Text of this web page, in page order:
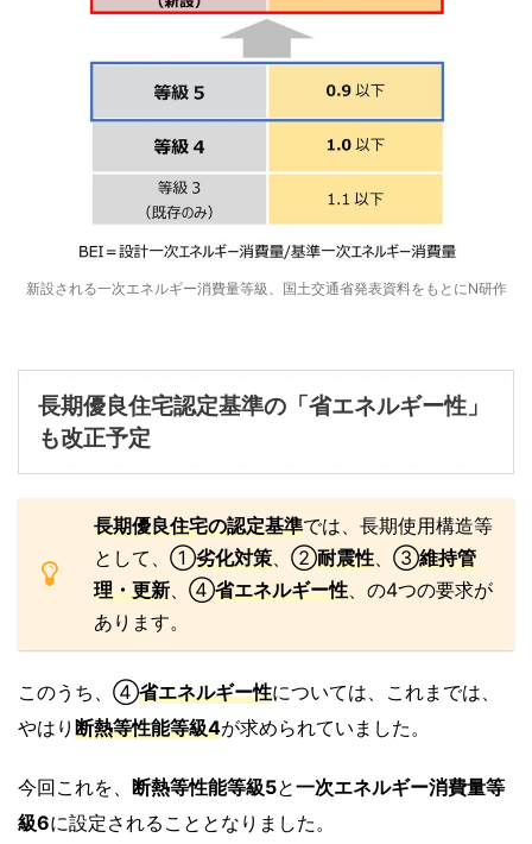
新設される一次エネルギー消費量等級、国土交通省発表資料をもとにN研作
長期優良住宅認定基準の「省エネルギー性」
も改正予定
長期優良住宅の認定基準では、長期使用構造等
として、①劣化対策 、②耐震性 、③維持管
理・更新 、④省エネルギー性 、の4つの要求が
あります。
このうち、④省エネルギー性については、これまでは、
やはり 断熱等性能等級4が求められていました。
今回これを、 断熱等性能等級5と一次エネルギー消費量等
級6に設定されることとなりました。